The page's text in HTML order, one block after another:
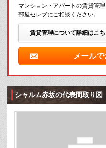
マンション・アパートの賃貸管
部屋セレブにご相談ください。
賃貸管理について詳細はこち
メール
シャルム赤坂の代表間取り図